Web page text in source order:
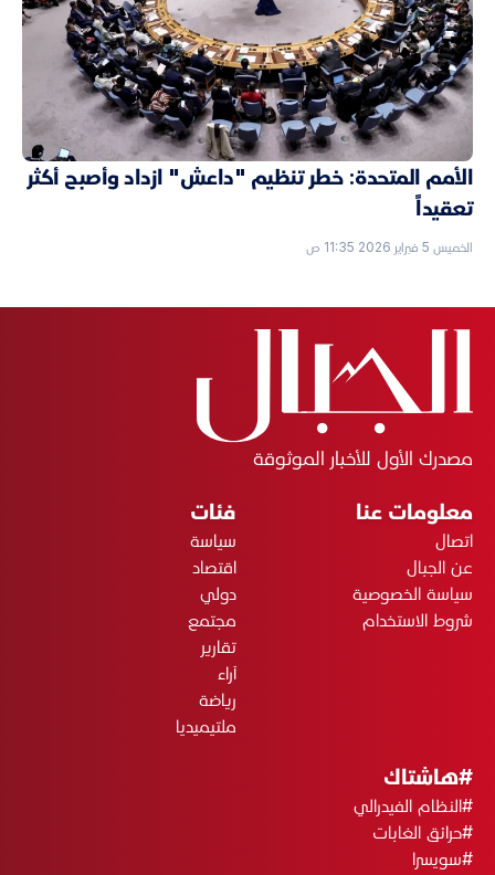
الأمم المتحدة: خطر تنظيم "داعش" ازداد وأصبح أكثر
تعقيداً
الخميس 5 فبراير 2026 11:35 ص
مصدرك الأول للأخبار الموثوقة
معلومات عنا
اتصال
عن الجبال
سياسة الخصوصية
شروط الاستخدام
فئات
سياسة
اقتصاد
دولي
مجتمع
تقارير
آراء
رياضة
ملتيميديا
#هاشتاك
#النظام الفيدرالي
#حرائق الغابات
#سويسرا